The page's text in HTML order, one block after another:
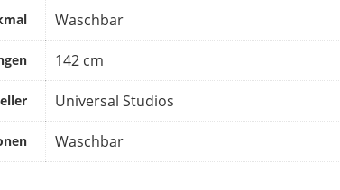
‎Waschbar
‎142 cm
‎Universal Studios
‎Waschbar